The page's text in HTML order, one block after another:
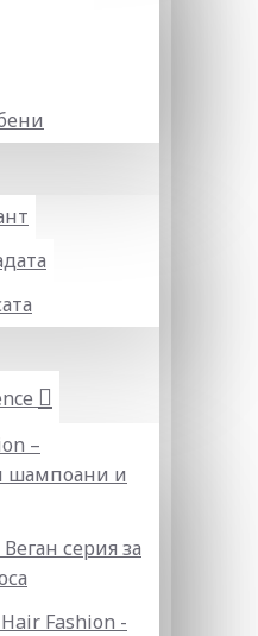
–
шампоани и
серия за
Fashion -